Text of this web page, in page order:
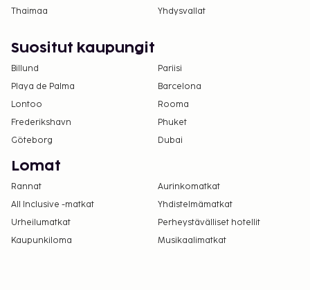
Thaimaa
Yhdysvallat
Suositut kaupungit
Billund
Pariisi
Playa de Palma
Barcelona
Lontoo
Rooma
Frederikshavn
Phuket
Göteborg
Dubai
Lomat
Rannat
Aurinkomatkat
All Inclusive -matkat
Yhdistelmämatkat
Urheilumatkat
Perheystävälliset hotellit
Kaupunkiloma
Musikaalimatkat